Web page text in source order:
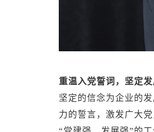
重温入党誓词，坚定
坚定的信念为企业的
力的誓言，激发广大